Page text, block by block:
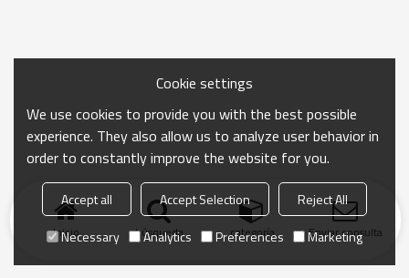
Inicio búsqueda categoría Enviar consulta
Cookie settings
We use cookies to provide you with the best possible
experience. They also allow us to analyze user behavior in
order to constantly improve the website for you.
Accept all Accept Selection
Reject All
Necessary
Analytics Preferences Marketing